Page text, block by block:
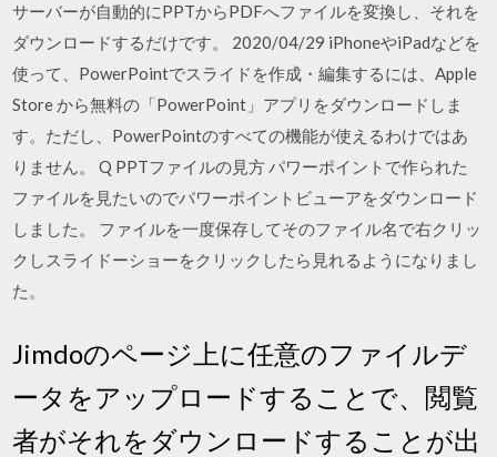
サーバーが自動的にPPTからPDFへファイルを変換し、それを
ダウンロードするだけです。 2020/04/29 iPhoneやiPadなどを
使って、PowerPointでスライドを作成・編集するには、Apple
Store から無料の「PowerPoint」アプリをダウンロードしま
す。ただし、PowerPointのすべての機能が使えるわけではあ
りません。 Q PPTファイルの見方 パワーポイントで作られた
ファイルを見たいのでパワーポイントビューアをダウンロード
しました。 ファイルを一度保存してそのファイル名で右クリッ
クしスライドーショーをクリックしたら見れるようになりまし
た。
Jimdoのページ上に任意のファイルデ
ータをアップロードすることで、閲覧
者がそれをダウンロードすることが出